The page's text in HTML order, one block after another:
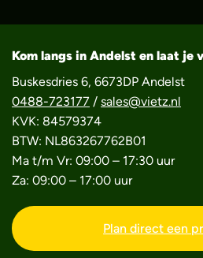
Kom langs in Andelst en laat je
Buskesdries 6, 6673DP Andelst
0488-723177 / sales@vietz.nl
KVK: 84579374
BTW: NL863267762B01
Ma t/m Vr: 09:00 – 17:30 uur
Za: 09:00 – 17:00 uur
Plan direct een